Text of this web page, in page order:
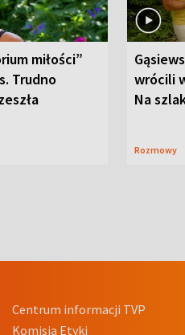
miłości”
Trudno
wrócili
Na
Rozmowy
Centrum informacji TVP
Komisja Etyki